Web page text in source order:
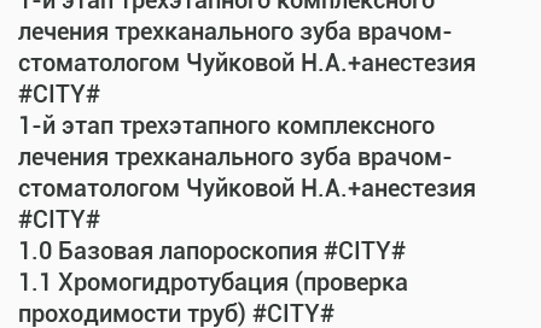
лечения трехканального зуба врачом-
стоматологом Чуйковой Н.А.+анестезия
#CITY#
1-й этап трехэтапного комплексного
лечения трехканального зуба врачом-
стоматологом Чуйковой Н.А.+анестезия
#CITY#
1.0 Базовая лапороскопия #CITY#
1.1 Хромогидротубация (проверка
проходимости труб) #CITY#